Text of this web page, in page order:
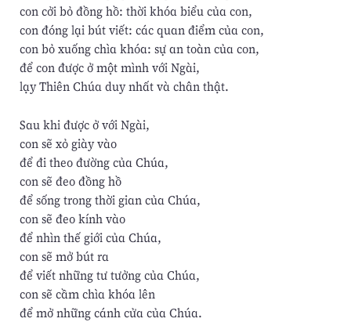
con cởi bỏ đồng hồ: thời khóa biểu của con,
con đóng lại bút viết: các quan điểm của con,
con bỏ xuống chìa khóa: sự an toàn của con,
để con được ở một mình với Ngài,
lạy Thiên Chúa duy nhất và chân thật.
Sau khi được ở với Ngài,
con sẽ xỏ giày vào
để đi theo đường của Chúa,
con sẽ đeo đồng hồ
để sống trong thời gian của Chúa,
con sẽ đeo kính vào
để nhìn thế giới của Chúa,
con sẽ mở bút ra
để viết những tư tưởng của Chúa,
con sẽ cầm chìa khóa lên
để mở những cánh cửa của Chúa.